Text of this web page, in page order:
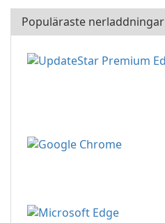
Populäraste nerladdningar